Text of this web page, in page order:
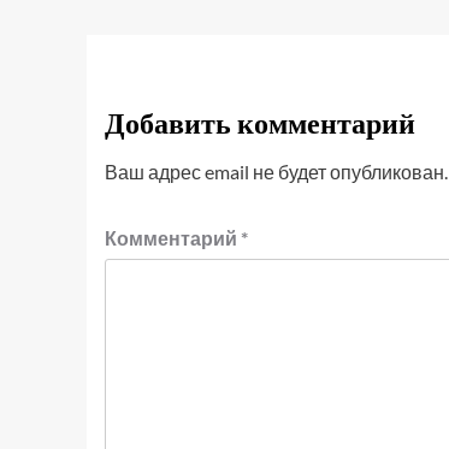
Добавить комментарий
Ваш адрес email не будет опубликован.
Комментарий *